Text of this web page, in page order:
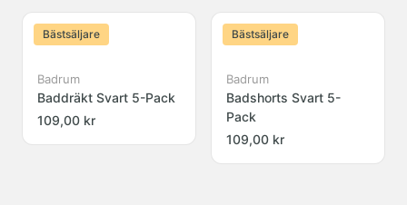
Bästsäljare
Badrum
Baddräkt Svart 5-Pack
109,00 kr
Bästsäljare
Badrum
Badshorts Svart 5-
Pack
109,00 kr